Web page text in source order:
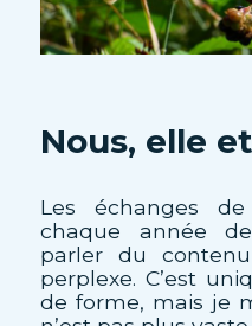
Nous, elle
Les échanges
chaque année
parler du
perplexe. C’est
de forme, mais je